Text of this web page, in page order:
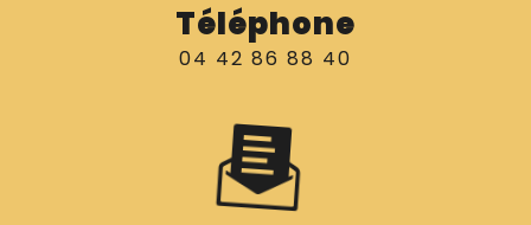
Téléphone
04 42 86 88 40